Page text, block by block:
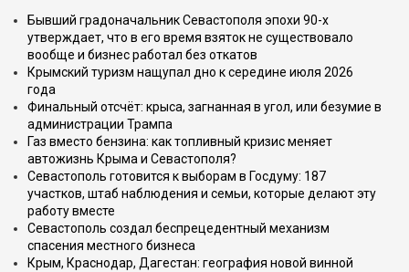
Бывший градоначальник Севастополя эпохи 90-х
утверждает, что в его время взяток не существовало
вообще и бизнес работал без откатов
Крымский туризм нащупал дно к середине июля 2026
года
Финальный отсчёт: крыса, загнанная в угол, или безумие в
администрации Трампа
Газ вместо бензина: как топливный кризис меняет
автожизнь Крыма и Севастополя?
Севастополь готовится к выборам в Госдуму: 187
участков, штаб наблюдения и семьи, которые делают эту
работу вместе
Севастополь создал беспрецедентный механизм
спасения местного бизнеса
Крым, Краснодар, Дагестан: география новой винной